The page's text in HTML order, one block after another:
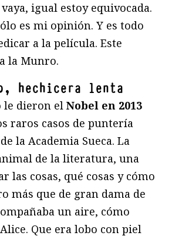
igual estoy equivocada.
es mi opinión. Y es todo
a la película. Este
la Munro.
hechicera lenta
le dieron el Nobel en 2013
raros casos de puntería
la Academia Sueca. La
de la literatura, una
las cosas, qué cosas y cómo
más que de gran dama de
un aire, cómo
Que era lobo con piel